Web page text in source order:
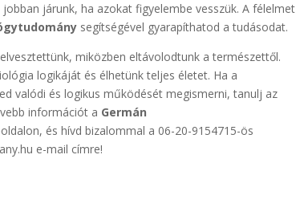
járunk, ha azokat figyelembe vesszük. A félelmet
segítségével gyarapíthatod a tudásodat.
miközben eltávolodtunk a természettől.
logikáját és élhetünk teljes életet. Ha a
valódi és logikus működését megismerni, tanulj az
információt a Germán
és hívd bizalommal a 06-20-9154715-ös
e-mail címre!